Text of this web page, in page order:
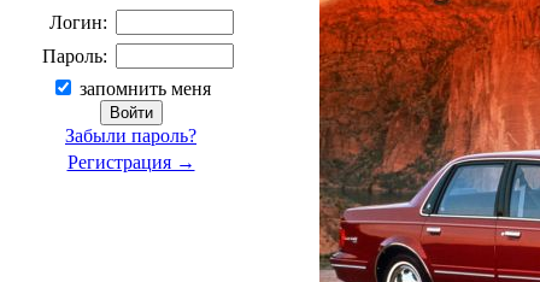
Логин:
Пароль:
запомнить меня
Забыли пароль?
Регистрация →